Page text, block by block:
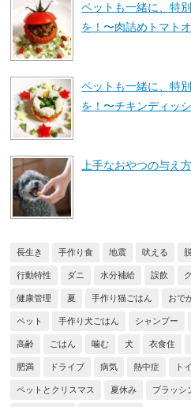
ペットも一緒に、特
を！〜肉詰めトマト
ペットも一緒に、特
を！〜チキンディッ
上手なおやつの与え方
長生き 手作り食 地震 吠える
行動特性 ダニ 水分補給 誤飲
健康管理 夏 手作り猫ごはん おで
ペット 手作り犬ごはん シャンプー
高齢 ごはん 噛む 犬 衣食住
肥満 ドライブ 病気 熱中症 ト
ペットとクリスマス 夏休み ブラッシ